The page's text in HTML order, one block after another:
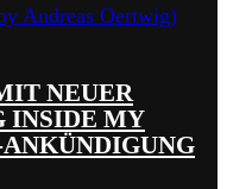
NEUER
INSIDE MY
ANKÜNDIGUNG